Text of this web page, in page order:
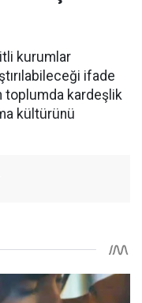
kurumlar
ifade
toplumda kardeşlik
kültürünü